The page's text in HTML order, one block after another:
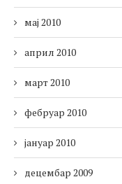
мај 2010
април 2010
март 2010
фебруар 2010
јануар 2010
децембар 2009